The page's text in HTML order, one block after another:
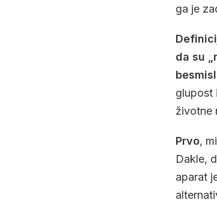
ga je
da su
glupost
životne
Prvo,
Dakle,
aparat